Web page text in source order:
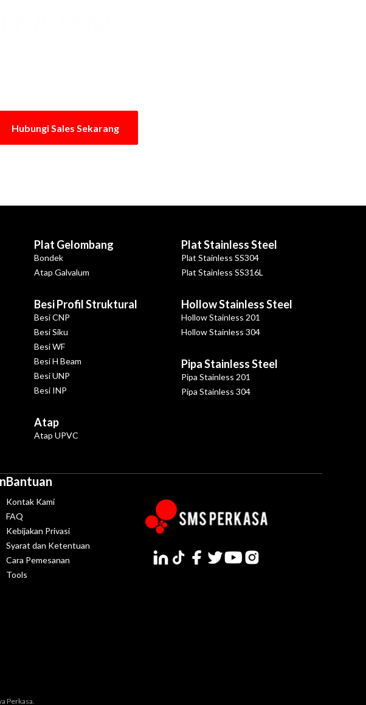
Hubungi Sales Sekarang
Plat Gelombang
Bondek
Atap Galvalum
Besi Profil Struktural
Besi CNP
Besi Siku
Besi WF
Besi H Beam
Besi UNP
Besi INP
Atap
Atap UPVC
Plat Stainless Steel
Plat Stainless SS304
Plat Stainless SS316L
Hollow Stainless Steel
Hollow Stainless 201
Hollow Stainless 304
Pipa Stainless Steel
Pipa Stainless 201
Pipa Stainless 304
Bantuan
Kontak Kami
FAQ
Kebijakan Privasi
Syarat dan Ketentuan
Cara Pemesanan
Tools
Perkasa.